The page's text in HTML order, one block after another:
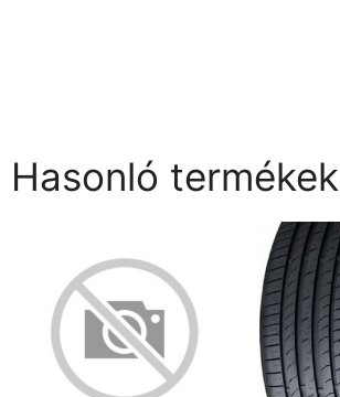
Hasonló termékek